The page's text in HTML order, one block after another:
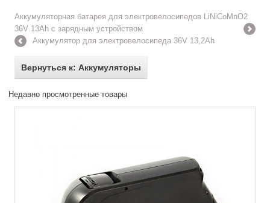
Аккумуляторная батарея для электровелосипедов LiNiCoMnO2
36V 13Ah с зарядным устройством
Аккумулятор для электровелосипеда 36V 13,2Ah
Вернуться к: Аккумуляторы
Недавно просмотренные товары